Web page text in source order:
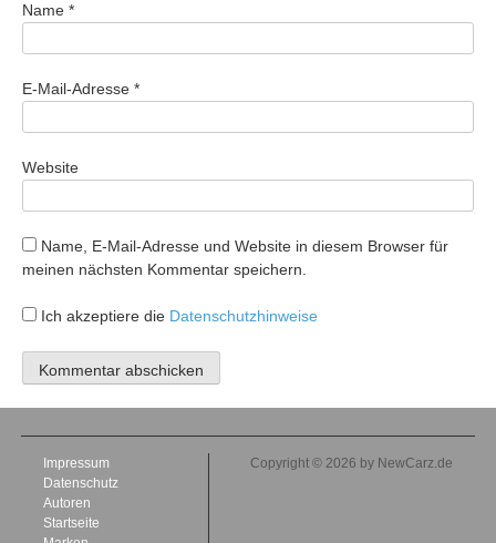
Name *
E-Mail-Adresse *
Website
Name, E-Mail-Adresse und Website in diesem Browser für
meinen nächsten Kommentar speichern.
Ich akzeptiere die Datenschutzhinweise
Impressum
Datenschutz
Autoren
Startseite
Copyright © 2026 by NewCarz.de